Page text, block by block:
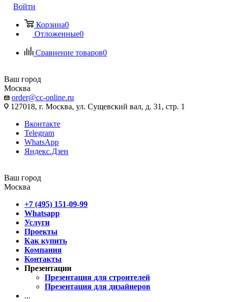
Войти
Корзина0
Отложенные0
Сравнение товаров0
Ваш город
Москва
order@cc-online.ru
127018, г. Москва, ул. Сущевский вал, д. 31, стр. 1
Вконтакте
Telegram
WhatsApp
Яндекс.Дзен
Ваш город
Москва
+7 (495) 151-09-99
Whatsapp
Услуги
Проекты
Как купить
Компания
Контакты
Презентации
Презентация для строителей
Презентация для дизайнеров
...